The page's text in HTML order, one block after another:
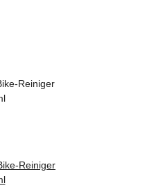
Reiniger